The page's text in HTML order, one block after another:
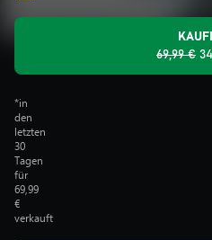
69,99 €
*in
den
letzten
30
Tagen
für
69,99
€
verkauft